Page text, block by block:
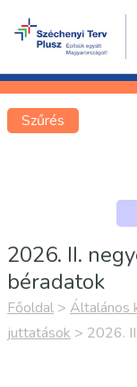
Szűrés
2026. II.
béradatok
Főoldal > Általános
juttatások > 2026.